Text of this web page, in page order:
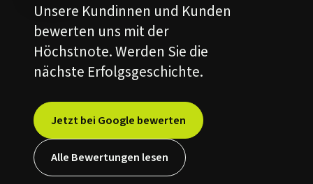
Unsere Kundinnen und Kunden
bewerten uns mit der
Höchstnote. Werden Sie die
nächste Erfolgsgeschichte.
Jetzt bei Google bewerten
Alle Bewertungen lesen